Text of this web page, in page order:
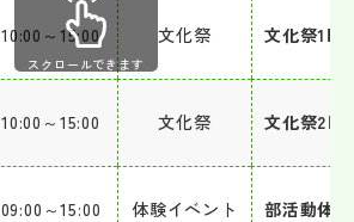
10:00～15:00 文化祭 文化祭1日
10:00～15:00 文化祭 文化祭2日
09:00～15:00 体験イベント 部活動体
スクロールできます